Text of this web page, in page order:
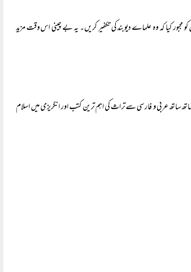
کیا کہ وہ علماے دیوبند کی تکفیر کریں۔ یہ بے چینی اس وقت مزید
عربی و فارسی سے تراث کی اہم ترین کتب اور انگریزی میں اسلام